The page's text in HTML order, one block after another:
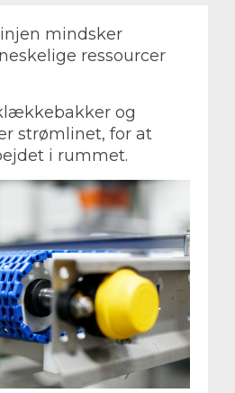
mindsker
ressourcer
og
strømlinet, for at
i rummet.